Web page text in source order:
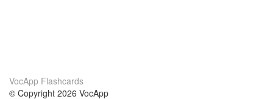
VocApp Flashcards
© Copyright 2026 VocApp